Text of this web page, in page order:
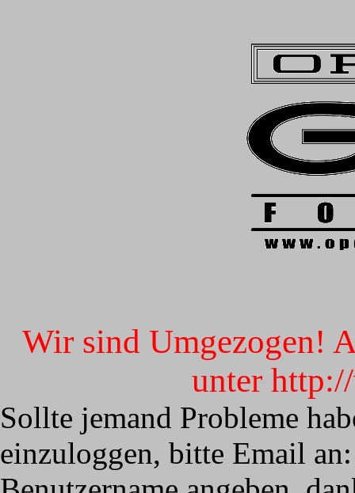
Wir sind Umgezogen!
unter
Sollte jemand Probleme
einzuloggen, bitte Email